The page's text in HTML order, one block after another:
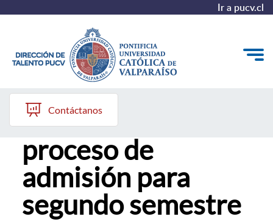
Ir a pucv.cl
Quiénes somos
Nuestros Programas
Investigación
Recursos
Contáctanos
BETA PUCV inicia
proceso de
admisión para
segundo semestre